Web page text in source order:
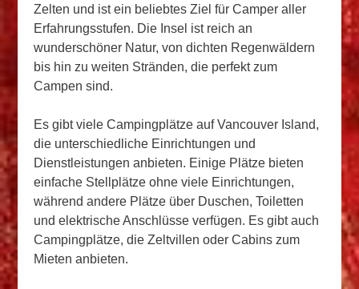
Zelten und ist ein beliebtes Ziel für Camper aller
Erfahrungsstufen. Die Insel ist reich an
wunderschöner Natur, von dichten Regenwäldern
bis hin zu weiten Stränden, die perfekt zum
Campen sind.
Es gibt viele Campingplätze auf Vancouver Island,
die unterschiedliche Einrichtungen und
Dienstleistungen anbieten. Einige Plätze bieten
einfache Stellplätze ohne viele Einrichtungen,
während andere Plätze über Duschen, Toiletten
und elektrische Anschlüsse verfügen. Es gibt auch
Campingplätze, die Zeltvillen oder Cabins zum
Mieten anbieten.